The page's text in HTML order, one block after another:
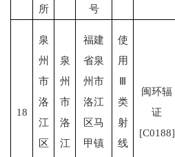
所
号
18
泉
州
市
洛
江
区
泉
州
市
洛
江
福建
省泉
州市
洛江
区马
甲镇
使
用
Ⅲ
类
射
线
闽环辐
证
[C0188]